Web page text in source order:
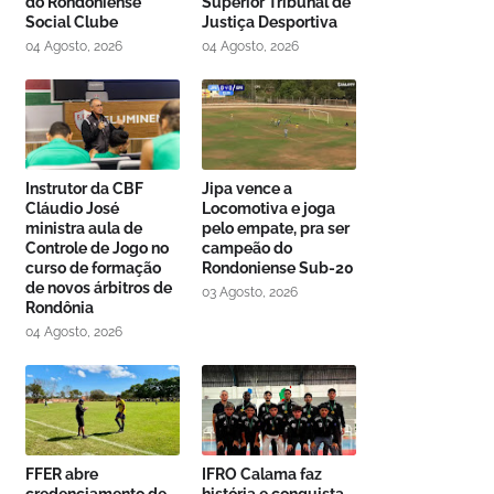
Social Clube
04 Agosto, 2026
Justiça Desportiva
04 Agosto, 2026
Instrutor da CBF
Cláudio José
ministra aula de
Controle de Jogo no
curso de formação
de novos árbitros de
Rondônia
04 Agosto, 2026
Jipa vence a
Locomotiva e joga
pelo empate, pra ser
campeão do
Rondoniense Sub-20
03 Agosto, 2026
FFER abre
IFRO Calama faz